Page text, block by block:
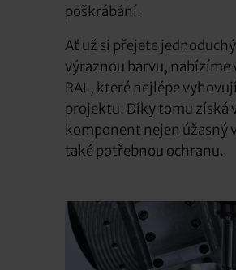
poškrábání.
Ať už si přejete
výraznou barvu, nabízíme
RAL, které nejlépe
projektu. Díky tomu získá
komponent nejen úžasný
také potřebnou ochranu.